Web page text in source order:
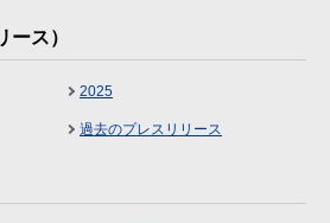
ス）
2025
過去のプレスリリース